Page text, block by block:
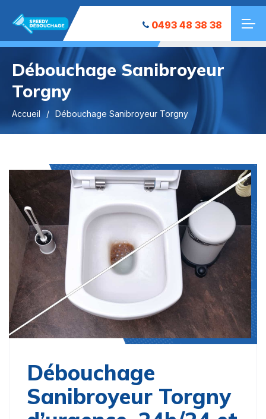
0493 48 38 38
Débouchage Sanibroyeur
Torgny
Accueil Débouchage Sanibroyeur Torgny
Débouchage
Sanibroyeur Torgny